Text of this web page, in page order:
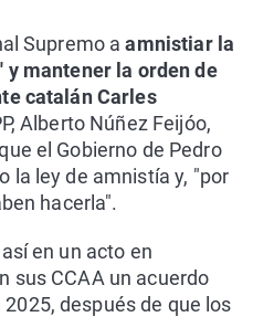
Supremo aamnistiar la
mantener la orden de
catalán Carles
Alberto Núñez Feijóo,
el Gobierno de Pedro
la ley de amnistía y, "por
hacerla".
en un acto en
sus CCAA un acuerdo
después de que los